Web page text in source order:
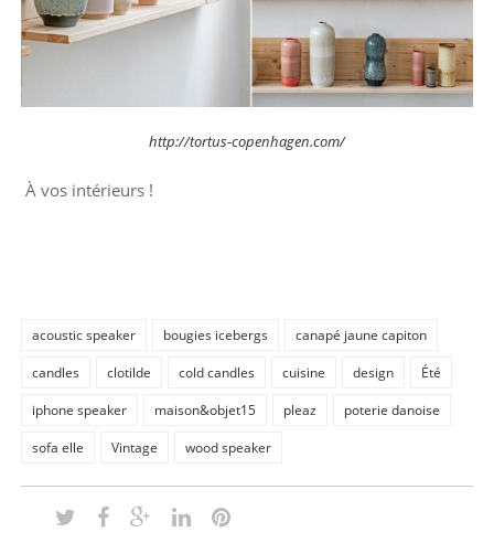
http://tortus-copenhagen.com/
À vos intérieurs !
acoustic speaker bougies icebergs
canapé jaune capiton
candles
clotilde cold candles cuisine design
Été
iphone speaker
maison&objet15 pleaz
poterie danoise
sofa elle
Vintage wood speaker